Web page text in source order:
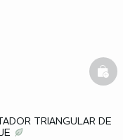
TRIANGULAR DE